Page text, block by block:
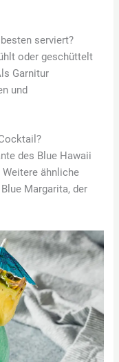
serviert?
oder geschüttelt
Garnitur
und
des Blue Hawaii
ähnliche
Margarita, der